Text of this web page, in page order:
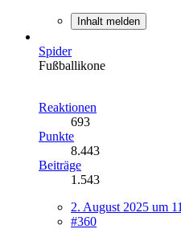
Inhalt melden
Spider
Fußballikone
Reaktionen
693
Punkte
8.443
Beiträge
1.543
2. August 2025 um
#360